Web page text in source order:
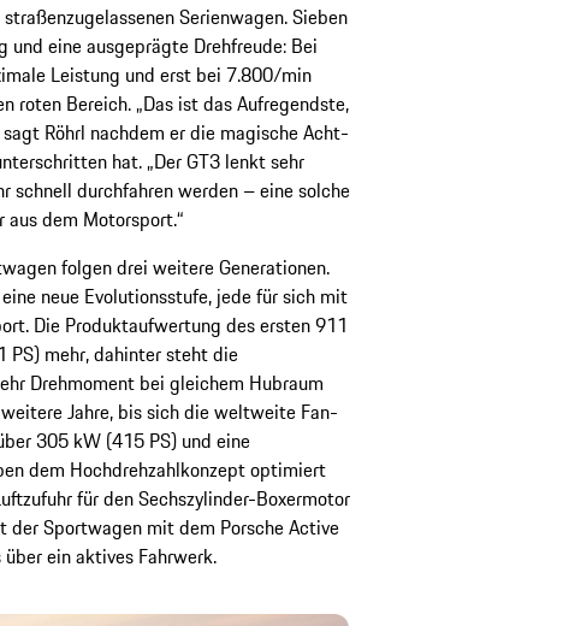
Serienwagen. Sieben
eine ausgeprägte Drehfreude: Bei
Leistung und erst bei 7.800/min
roten Bereich. „Das ist das Aufregendste,
Röhrl nachdem er die magische Acht-
hat. „Der GT3 lenkt sehr
schnell durchfahren werden – eine solche
dem Motorsport.“
folgen drei weitere Generationen.
neue Evolutionsstufe, jede für sich mit
Die Produktaufwertung des ersten 911
mehr, dahinter steht die
Drehmoment bei gleichem Hubraum
Jahre, bis sich die weltweite Fan-
305 kW (415 PS) und eine
dem Hochdrehzahlkonzept optimiert
für den Sechszylinder-Boxermotor
der Sportwagen mit dem Porsche Active
ein aktives Fahrwerk.